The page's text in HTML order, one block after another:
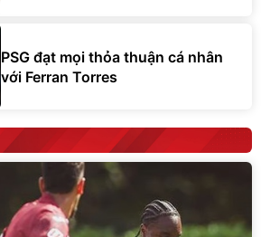
PSG đạt mọi thỏa thuận cá nhân
với Ferran Torres